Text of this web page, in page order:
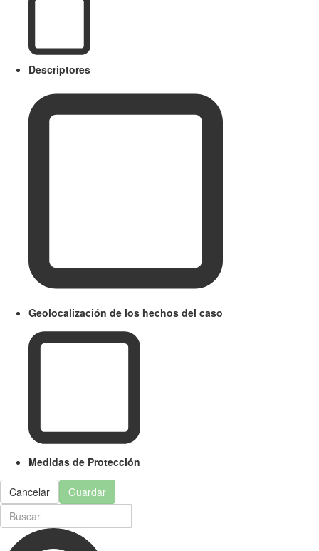
Descriptores
Geolocalización de los hechos del caso
Medidas de Protección
Cancelar Guardar